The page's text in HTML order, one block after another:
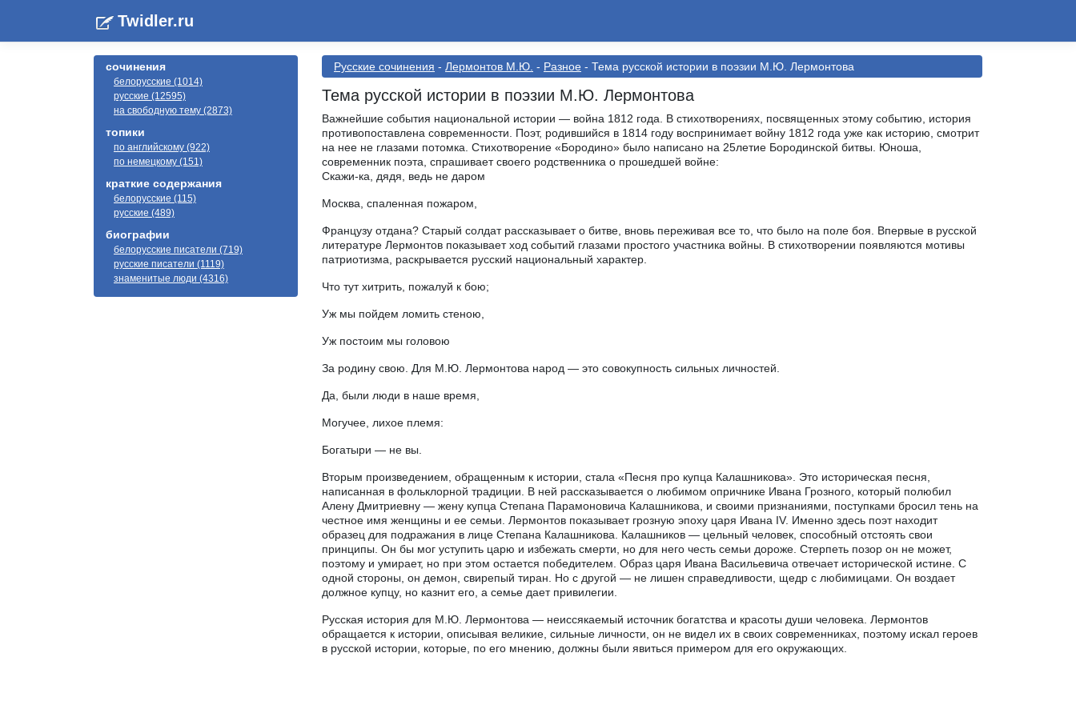
Twidler.ru
сочинения
белорусские (1014)
русские (12595)
на свободную тему (2873)
топики
по английскому (922)
по немецкому (151)
краткие содержания
белорусские (115)
русские (489)
биографии
белорусские писатели (719)
русские писатели (1119)
знаменитые люди (4316)
Русские сочинения - Лермонтов М.Ю. - Разное - Тема русской истории в поэзии М.Ю. Лермонтова
Тема русской истории в поэзии М.Ю. Лермонтова
Важнейшие события национальной истории — война 1812 года. В стихотворениях, посвященных этому событию, история
противопоставлена современности. Поэт, родившийся в 1814 году воспринимает войну 1812 года уже как историю, смотрит
на нее не глазами потомка. Стихотворение «Бородино» было написано на 25летие Бородинской битвы. Юноша,
современник поэта, спрашивает своего родственника о прошедшей войне:
Скажи-ка, дядя, ведь не даром
Москва, спаленная пожаром,
Французу отдана? Старый солдат рассказывает о битве, вновь переживая все то, что было на поле боя. Впервые в русской
литературе Лермонтов показывает ход событий глазами простого участника войны. В стихотворении появляются мотивы
патриотизма, раскрывается русский национальный характер.
Что тут хитрить, пожалуй к бою;
Уж мы пойдем ломить стеною,
Уж постоим мы головою
За родину свою. Для М.Ю. Лермонтова народ — это совокупность сильных личностей.
Да, были люди в наше время,
Могучее, лихое племя:
Богатыри — не вы.
Вторым произведением, обращенным к истории, стала «Песня про купца Калашникова». Это историческая песня,
написанная в фольклорной традиции. В ней рассказывается о любимом опричнике Ивана Грозного, который полюбил
Алену Дмитриевну — жену купца Степана Парамоновича Калашникова, и своими признаниями, поступками бросил тень на
честное имя женщины и ее семьи. Лермонтов показывает грозную эпоху царя Ивана IV. Именно здесь поэт находит
образец для подражания в лице Степана Калашникова. Калашников — цельный человек, способный отстоять свои
принципы. Он бы мог уступить царю и избежать смерти, но для него честь семьи дороже. Стерпеть позор он не может,
поэтому и умирает, но при этом остается победителем. Образ царя Ивана Васильевича отвечает исторической истине. С
одной стороны, он демон, свирепый тиран. Но с другой — не лишен справедливости, щедр с любимицами. Он воздает
должное купцу, но казнит его, а семье дает привилегии.
Русская история для М.Ю. Лермонтова — неиссякаемый источник богатства и красоты души человека. Лермонтов
обращается к истории, описывая великие, сильные личности, он не видел их в своих современниках, поэтому искал героев
в русской истории, которые, по его мнению, должны были явиться примером для его окружающих.